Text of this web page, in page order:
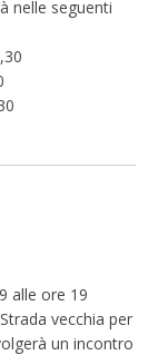
nelle seguenti
alle ore 19
vecchia per
un incontro